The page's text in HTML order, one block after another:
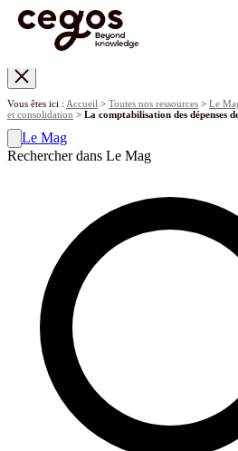
Vous êtes ici : Accueil > Toutes nos ressources > Le
et consolidation > La comptabilisation des dépenses
Le Mag
Rechercher dans Le Mag